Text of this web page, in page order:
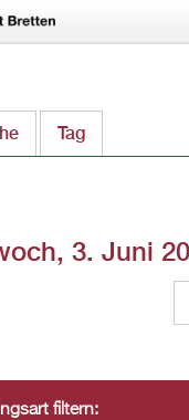
Tag
3. Juni
filtern: